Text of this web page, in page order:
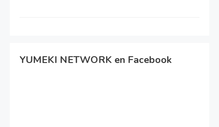
YUMEKI NETWORK en Facebook